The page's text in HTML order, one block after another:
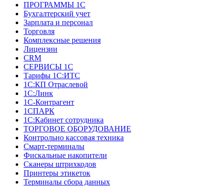
ПРОГРАММЫ 1С
Бухгалтерский учет
Зарплата и персонал
Торговля
Комплексные решения
Лицензии
CRM
СЕРВИСЫ 1С
Тарифы 1С:ИТС
1С:КП Отраслевой
1С:Линк
1С-Контрагент
1СПАРК
1С:Кабинет сотрудника
ТОРГОВОЕ ОБОРУДОВАНИЕ
Контрольно кассовая техника
Смарт-терминалы
Фискальные накопители
Сканеры штрихкодов
Принтеры этикеток
Терминалы сбора данных